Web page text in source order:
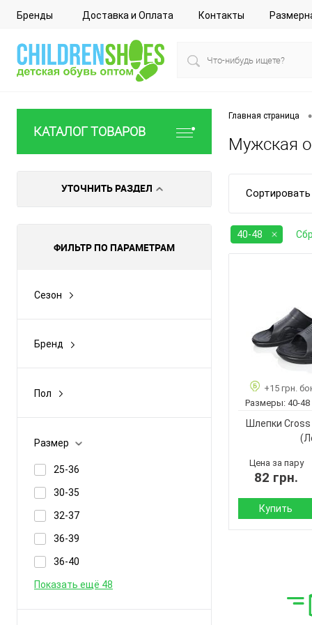
Бренды Доставка и Оплата Контакты
КАТАЛОГ ТОВАРОВ
УТОЧНИТЬ РАЗДЕЛ
ФИЛЬТР ПО ПАРАМЕТРАМ
Сезон
Бренд
Aba
Показать ещё 291
Пол
Размер
25-36
30-35
32-37
36-39
36-40
Показать ещё 48
Главная страница •
Мужская
Сортировать
40-48
+15 грн.
Размеры: 40-48
Шлепки Cross
Цена за пару
82 грн.
Купить